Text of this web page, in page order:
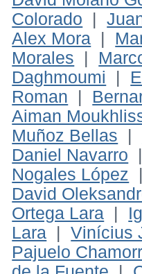
Colorado |
Alex Mora
Morales
Daghmoumi
Roman
Aiman
Muñoz Bellas
Daniel Navarro
Nogales López
David
Ortega Lara
Lara |Vinícius
Pajuelo